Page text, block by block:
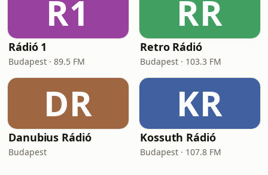
R1
Rádió 1
Budapest · 89.5 FM
RR
Retro Rádió
Budapest · 103.3 FM
DR
Danubius Rádió
Budapest
KR
Kossuth Rádió
Budapest · 107.8 FM